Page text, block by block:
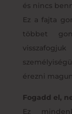
és nincs
Ez a fajta
többet
érezni
Fogadd el,
Ez